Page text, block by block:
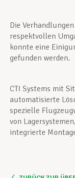
Die
respektvollen
konnte eine
gefunden werden.
CTI Systems mit
automatisierte
spezielle
von
integrierte